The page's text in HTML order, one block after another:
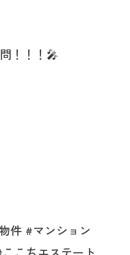
！！！🎤
#マンション